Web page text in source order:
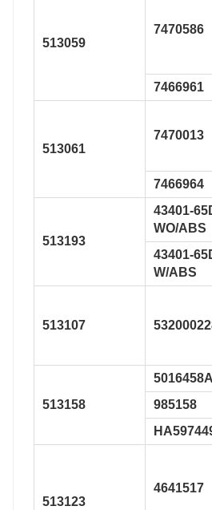
513059
7470586
7466961
513061
7470013
7466964
513193
43401-
WO/ABS
43401-
W/ABS
513107
513158
985158
513123
4641517